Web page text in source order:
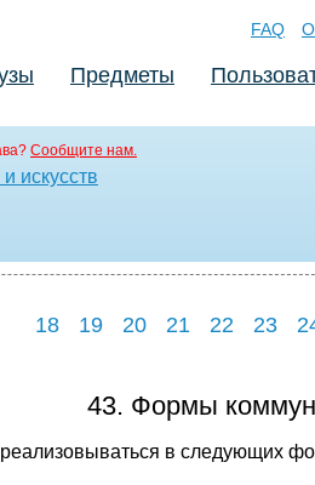
FAQ
Предметы
Сообщите нам.
искусств
18 19 20 21 22 23
43. Формы
в следующих